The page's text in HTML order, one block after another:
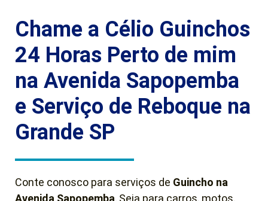
Chame a Célio Guinchos
24 Horas Perto de mim
na Avenida Sapopemba
e Serviço de Reboque na
Grande SP
Conte conosco para serviços de Guincho na
Avenida Sapopemba, Seja para carros, motos,